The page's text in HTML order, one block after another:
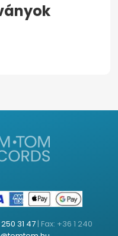
31 47 | Fax: +36 1 240